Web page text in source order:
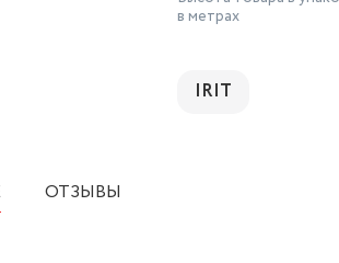
в метрах
IRIT
ОТЗЫВЫ